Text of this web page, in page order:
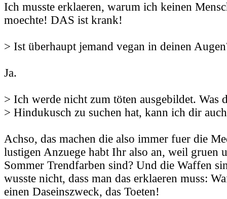
Ich musste erklaeren, warum ich keinen
moechte! DAS ist krank!
> Ist überhaupt jemand vegan in deinen
Ja.
> Ich werde nicht zum töten ausgebildet. Was
> Hindukusch zu suchen hat, kann ich dir
Achso, das machen die also immer fuer die
lustigen Anzuege habt Ihr also an, weil gruen
Sommer Trendfarben sind? Und die Waffen
wusste nicht, dass man das erklaeren muss:
einen Daseinszweck, das Toeten!